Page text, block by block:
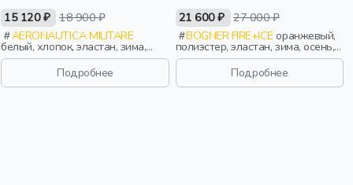
15 120 ₽ 18 900 ₽
AERONAUTICA MILITARE
белый, хлопок, эластан, зима,
осень, италия, принт, классика,
женщины, взрослые
Подробнее
21 600 ₽ 27 000 ₽
BOGNER FIRE+ICEоранжевый,
полиэстер, эластан, зима, осень,
германия, короткие, логотип,
застежка, воротник, воротник-
стойка, мужчины, взрослые
Подробнее